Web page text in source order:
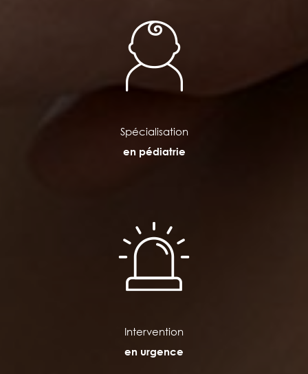
Spécialisation
en pédiatrie
Intervention
en urgence